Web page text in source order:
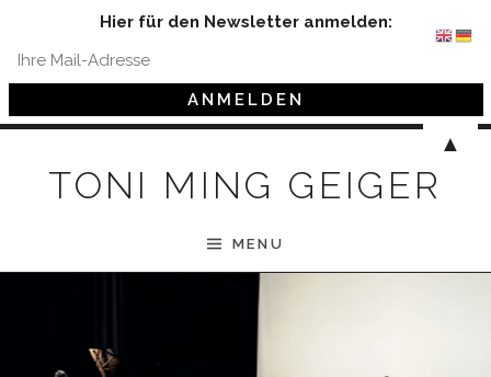
TONI MING GEIGER
MENU
Hier für den Newsletter anmelden:
▲